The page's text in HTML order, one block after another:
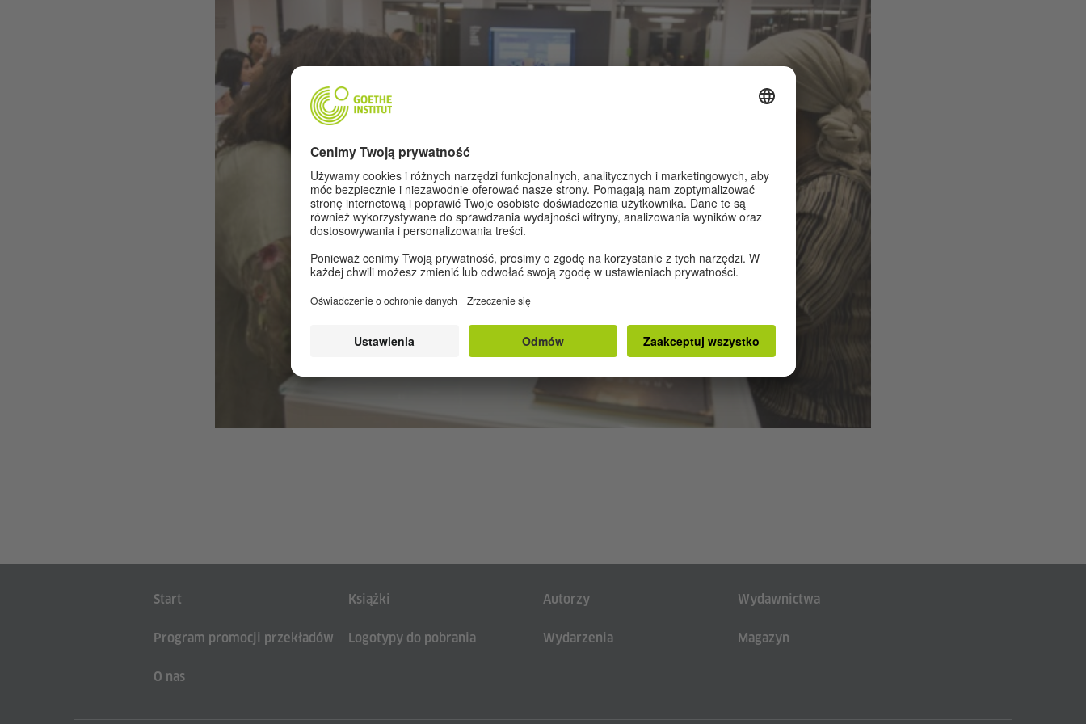
Übersicht Navigationsbereich:
Start Książki Autorzy Wydawnictwa
Program promocji przekładów Logotypy do pobrania Wydarzenia Magazyn
O nas